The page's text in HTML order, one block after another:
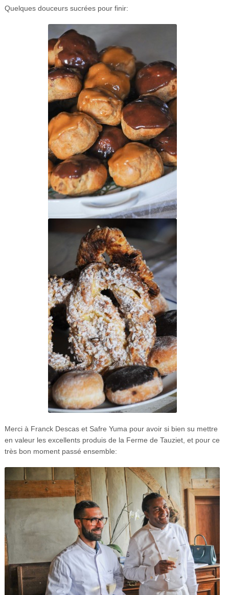
Quelques douceurs sucrées pour finir:
Merci à Franck Descas et Safre Yuma pour avoir si bien su mettre
en valeur les excellents produis de la Ferme de Tauziet, et pour ce
très bon moment passé ensemble: